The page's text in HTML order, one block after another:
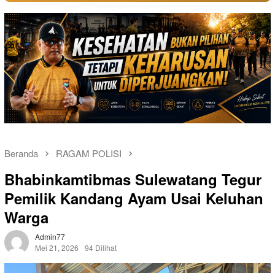
Beranda RAGAM POLISI
Bhabinkamtibmas Sulewatang Tegur
Pemilik Kandang Ayam Usai Keluhan
Warga
Admin77
Mei 21, 2026
94 Dilihat